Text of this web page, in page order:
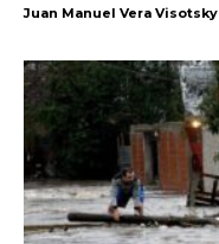
Juan Manuel Vera Visotsky